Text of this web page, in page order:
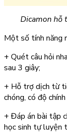
Dicamon hỗ
Một số tính năng
+ Quét câu hỏi
sau 3 giây;
+ Hỗ trợ dịch từ
chóng, có độ
+ Đáp án bài tập
học sinh tự luyện